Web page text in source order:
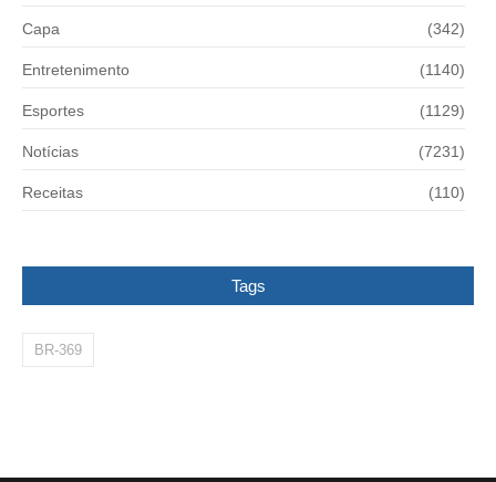
Capa (342)
Entretenimento (1140)
Esportes (1129)
Notícias (7231)
Receitas (110)
Tags
BR-369